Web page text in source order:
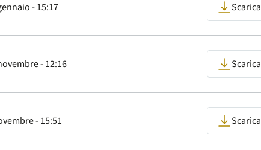
- 15:17 Scarica
- 12:16 Scarica
- 15:51 Scarica